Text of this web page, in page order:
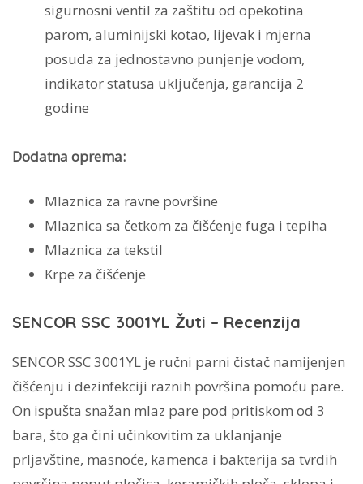
sigurnosni ventil za zaštitu od opekotina
parom, aluminijski kotao, lijevak i mjerna
posuda za jednostavno punjenje vodom,
indikator statusa uključenja, garancija 2
godine
Dodatna oprema:
Mlaznica za ravne površine
Mlaznica sa četkom za čišćenje fuga i tepiha
Mlaznica za tekstil
Krpe za čišćenje
SENCOR SSC 3001YL Žuti – Recenzija
SENCOR SSC 3001YL je ručni parni čistač namijenjen
čišćenju i dezinfekciji raznih površina pomoću pare.
On ispušta snažan mlaz pare pod pritiskom od 3
bara, što ga čini učinkovitim za uklanjanje
prljavštine, masnoće, kamenca i bakterija sa tvrdih